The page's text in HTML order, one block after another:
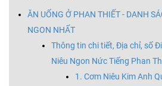
ĂN UỐNG Ở PHAN THIẾT - DANH
NGON NHẤT
Thông tin chi tiết, Địa chỉ, số
Niêu Ngon Nức Tiếng Phan
1. Cơm Niêu Kim Anh